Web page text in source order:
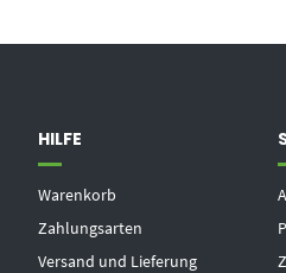
HILFE
Warenkorb
Zahlungsarten
Versand und Lieferung